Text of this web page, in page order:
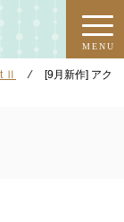
MENU
Ⅱ ⁄
[9月新作] アク